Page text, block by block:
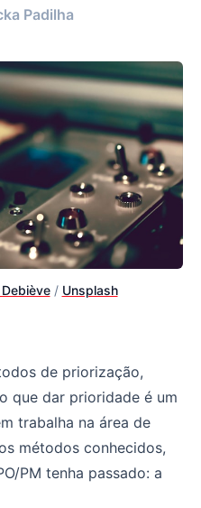
Padilha
/ Unsplash
de priorização,
que dar prioridade é um
trabalha na área de
métodos conhecidos,
PM tenha passado: a